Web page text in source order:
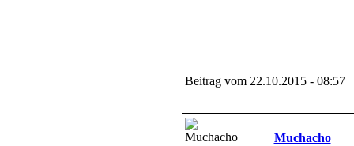
Beitrag vom 22.10.2015 - 08:57
Muchacho